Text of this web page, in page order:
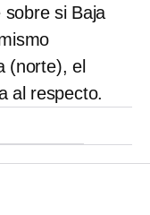
sobre si Baja
(norte), el
al respecto.